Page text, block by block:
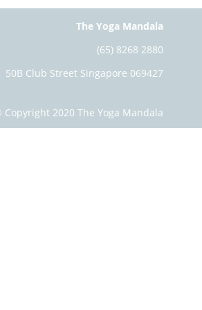
The Yoga Mandala
(65) 8268 2880
50B Club Street Singapore 069427
Copyright 2020 The Yoga Mandala